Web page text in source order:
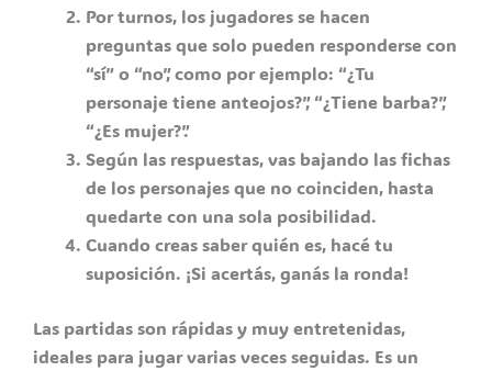
Por turnos, los jugadores se hacen
preguntas que solo pueden responderse con
“sí” o “no”, como por ejemplo: “¿Tu
personaje tiene anteojos?”, “¿Tiene barba?”,
“¿Es mujer?”.
Según las respuestas, vas bajando las fichas
de los personajes que no coinciden, hasta
quedarte con una sola posibilidad.
Cuando creas saber quién es, hacé tu
suposición. ¡Si acertás, ganás la ronda!
Las partidas son rápidas y muy entretenidas,
ideales para jugar varias veces seguidas. Es un